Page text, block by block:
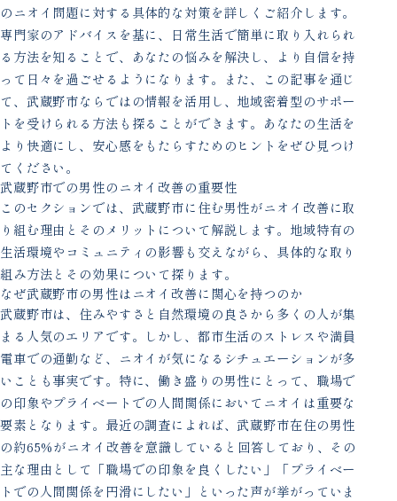
のニオイ問題に対する具体的な対策を詳しくご紹介します。
専門家のアドバイスを基に、日常生活で簡単に取り入れられ
る方法を知ることで、あなたの悩みを解決し、より自信を持
って日々を過ごせるようになります。また、この記事を通じ
て、武蔵野市ならではの情報を活用し、地域密着型のサポー
トを受けられる方法も探ることができます。あなたの生活を
より快適にし、安心感をもたらすためのヒントをぜひ見つけ
てください。
武蔵野市での男性のニオイ改善の重要性
このセクションでは、武蔵野市に住む男性がニオイ改善に取
り組む理由とそのメリットについて解説します。地域特有の
生活環境やコミュニティの影響も交えながら、具体的な取り
組み方法とその効果について探ります。
なぜ武蔵野市の男性はニオイ改善に関心を持つのか
武蔵野市は、住みやすさと自然環境の良さから多くの人が集
まる人気のエリアです。しかし、都市生活のストレスや満員
電車での通勤など、ニオイが気になるシチュエーションが多
いことも事実です。特に、働き盛りの男性にとって、職場で
の印象やプライベートでの人間関係においてニオイは重要な
要素となります。最近の調査によれば、武蔵野市在住の男性
の約65%がニオイ改善を意識していると回答しており、その
主な理由として「職場での印象を良くしたい」「プライベー
トでの人間関係を円滑にしたい」といった声が挙がっていま